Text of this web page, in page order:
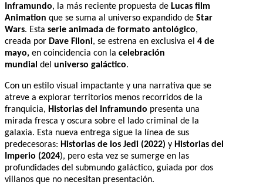
Inframundo, la más reciente propuesta de Lucas film
Animation que se suma al universo expandido de Star
Wars. Esta serie animada de formato antológico,
creada por Dave Filoni, se estrena en exclusiva el 4 de
mayo, en coincidencia con la celebración
mundial del universo galáctico.
Con un estilo visual impactante y una narrativa que se
atreve a explorar territorios menos recorridos de la
franquicia, Historias del Inframundo presenta una
mirada fresca y oscura sobre el lado criminal de la
galaxia. Esta nueva entrega sigue la línea de sus
predecesoras: Historias de los Jedi (2022) y Historias del
Imperio (2024), pero esta vez se sumerge en las
profundidades del submundo galáctico, guiada por dos
villanos que no necesitan presentación.